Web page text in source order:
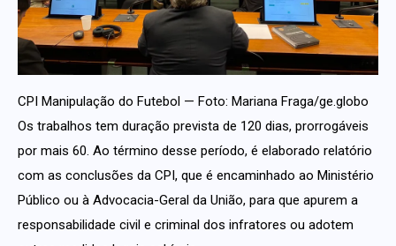
CPI Manipulação do Futebol — Foto: Mariana Fraga/ge.globo
Os trabalhos tem duração prevista de 120 dias, prorrogáveis
por mais 60. Ao término desse período, é elaborado relatório
com as conclusões da CPI, que é encaminhado ao Ministério
Público ou à Advocacia-Geral da União, para que apurem a
responsabilidade civil e criminal dos infratores ou adotem